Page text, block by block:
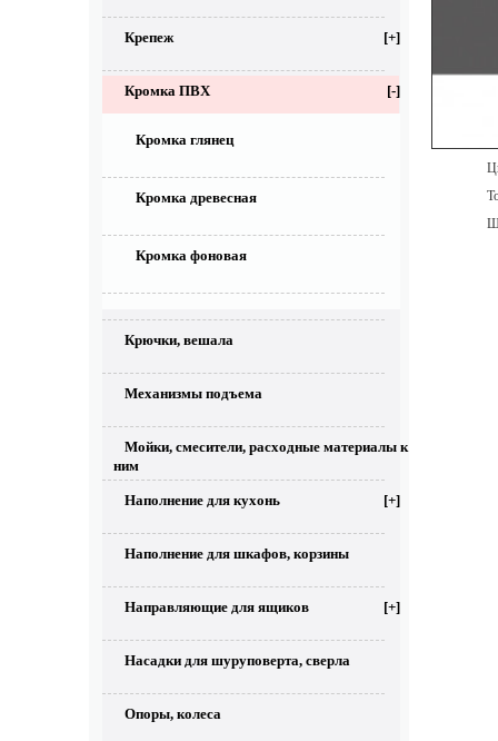
Крепеж [+]
Кромка ПВХ [-]
Кромка глянец
Кромка древесная
Кромка фоновая
Крючки, вешала
Механизмы подъема
Мойки, смесители, расходные материалы к
ним
Наполнение для кухонь [+]
Наполнение для шкафов, корзины
Направляющие для ящиков [+]
Насадки для шуруповерта, сверла
Опоры, колеса